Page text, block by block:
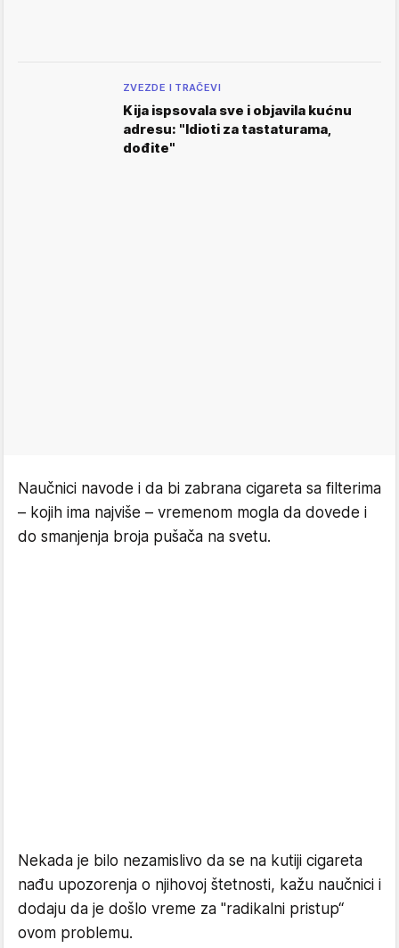
ZVEZDE I TRAČEVI
Kija ispsovala sve i objavila kućnu
adresu: "Idioti za tastaturama,
dođite"
Naučnici navode i da bi zabrana cigareta sa filterima
– kojih ima najviše – vremenom mogla da dovede i
do smanjenja broja pušača na svetu.
Nekada je bilo nezamislivo da se na kutiji cigareta
nađu upozorenja o njihovoj štetnosti, kažu naučnici i
dodaju da je došlo vreme za "radikalni pristup“
ovom problemu.